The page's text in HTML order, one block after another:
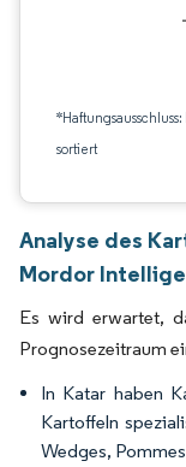
sortiert
Analyse des
Mordor
Es wird erwartet,
Prognosezeitraum
In Katar haben
Kartoffeln
Wedges,